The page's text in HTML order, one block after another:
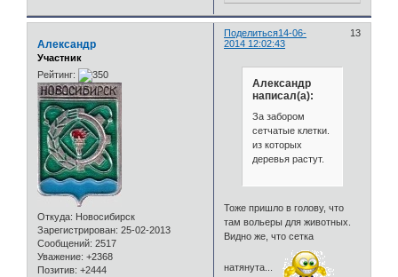
Поделиться 13
14-06-
2014 12:02:43
Александр
Участник
Рейтинг:
Откуда: Новосибирск
Зарегистрирован: 25-02-2013
Сообщений: 2517
Уважение: +2368
Позитив: +2444
Александр
написал(а):
За забором
сетчатые клетки.
из которых
деревья растут.
Тоже пришло в голову, что
там вольеры для животных.
Видно же, что сетка
натянута...